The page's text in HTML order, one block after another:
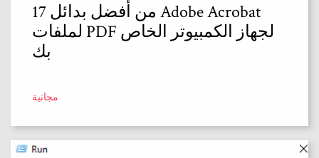
17 من أفضل بدائل Adobe Acrobat
لملفات PDF لجهاز الكمبيوتر الخاص
بك
مجانية